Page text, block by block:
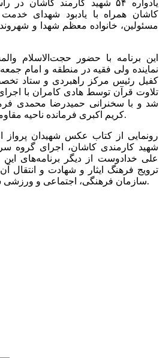
یادواره ۵۴ شهید کارمند
کاشان همراه با یادبود شهدای
مسئولین، خانواده معظم شهدا و
این برنامه با حضور حجت‌الاسلام
نماینده ولی فقیه در منطقه و امام
کفیل رئیس مرکز راهبردی و ستاد
تلاوت قرآن توسط هادی کامران با
شد و با سخنرانی حمیدرضا محمدی
کریم اکبری فرمانده ناحیه مقاومت بسیج کاشان همراه بود.
شهید کارمندی کاشان، اجرای گروه
علی خدادوست از دیگر برنامه‌های
ترویج فرهنگ ایثار و شهادت و انتقال
سازمان فرهنگی، اجتماعی و ورزشی شهرداری کاشان انجام شد.